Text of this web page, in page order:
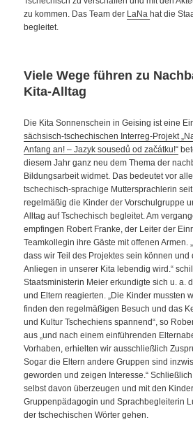
zu kommen. Das Team der LaNa hat die
begleitet.
Viele Wege führen zu
Kita-Alltag
Die Kita Sonnenschein in Geising ist eine
sächsisch-tschechischen Interreg-Projekt
Anfang an! – Jazyk sousedů od začátku!“
diesem Jahr ganz neu dem Thema der
Bildungsarbeit widmet. Das bedeutet vor
tschechisch-sprachige Muttersprachlerin
regelmäßig die Kinder der Vorschulgruppe
Alltag auf Tschechisch begleitet. Am
empfingen Robert Franke, der Leiter der
Teamkollegin ihre Gäste mit offenen Armen.
dass wir Teil des Projektes sein können
Anliegen in unserer Kita lebendig wird.“
Staatsministerin Meier erkundigte sich u. a.
und Eltern reagierten. „Die Kinder mussten
finden den regelmäßigen Besuch und das
und Kultur Tschechiens spannend“, so
aus „und nach einem einführenden
Vorhaben, erhielten wir ausschließlich
Sogar die Eltern andere Gruppen sind
geworden und zeigen Interesse.“
selbst davon überzeugen und mit den
Gruppenpädagogin und Sprachbegleiterin
der tschechischen Wörter gehen.